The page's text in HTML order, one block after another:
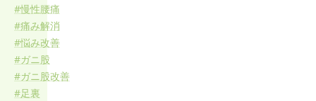
#慢性腰痛
#痛み解消
#悩み改善
#ガニ股
#ガニ股改善
#足裏